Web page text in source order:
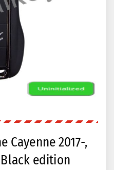
Cayenne 2017-,
Black edition